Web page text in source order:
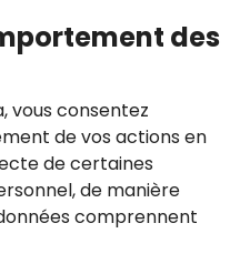
des
vous consentez
de vos actions en
de certaines
de manière
comprennent